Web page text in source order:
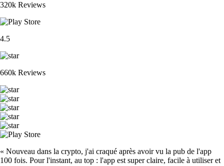
320k Reviews
4.5
660k Reviews
« Nouveau dans la crypto, j'ai craqué après avoir vu la pub de l'app
100 fois. Pour l'instant, au top : l'app est super claire, facile à utiliser et